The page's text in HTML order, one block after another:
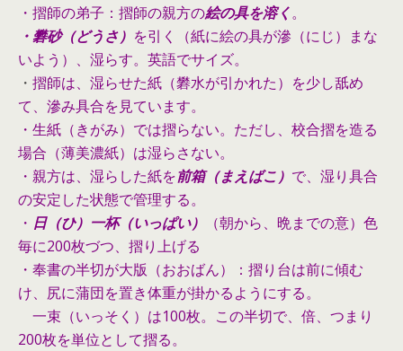
・摺師の弟子：摺師の親方の絵の具を溶く。
・礬砂（どうさ） を引く（紙に絵の具が滲（にじ）まな
いよう）、湿らす。英語でサイズ。
・ 摺師は、湿らせた紙（礬水が引かれた）を少し舐め
て、滲み具合を見ています。
・生紙（きがみ）では摺らない。ただし、校合摺を造る
場合（薄美濃紙）は湿らさない。
・親方は、湿らした紙を前箱（まえばこ） で、湿り具合
の安定した状態で管理する。
・ 日（ひ）一杯（いっぱい）
（朝から、晩までの意）色
毎に200枚づつ、摺り上げる
・奉書の半切が大版（おおばん）：摺り台は前に傾む
け、尻に蒲団を置き体重が掛かるようにする。
一束（いっそく）は100枚。この半切で、倍、つまり
200枚を単位として摺る。